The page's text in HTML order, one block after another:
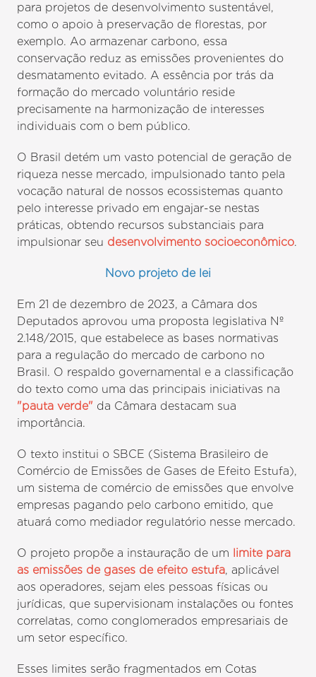
para projetos de desenvolvimento sustentável,
como o apoio à preservação de florestas, por
exemplo. Ao armazenar carbono, essa
conservação reduz as emissões provenientes do
desmatamento evitado. A essência por trás da
formação do mercado voluntário reside
precisamente na harmonização de interesses
individuais com o bem público.
O Brasil detém um vasto potencial de geração de
riqueza nesse mercado, impulsionado tanto pela
vocação natural de nossos ecossistemas quanto
pelo interesse privado em engajar-se nestas
práticas, obtendo recursos substanciais para
impulsionar seu desenvolvimento socioeconômico.
Novo projeto de lei
Em 21 de dezembro de 2023, a Câmara dos
Deputados aprovou uma proposta legislativa Nº
2.148/2015, que estabelece as bases normativas
para a regulação do mercado de carbono no
Brasil. O respaldo governamental e a classificação
do texto como uma das principais iniciativas na
"pauta verde" da Câmara destacam sua
importância.
O texto institui o SBCE (Sistema Brasileiro de
Comércio de Emissões de Gases de Efeito Estufa),
um sistema de comércio de emissões que envolve
empresas pagando pelo carbono emitido, que
atuará como mediador regulatório nesse mercado.
O projeto propõe a instauração de um limite para
as emissões de gases de efeito estufa, aplicável
aos operadores, sejam eles pessoas físicas ou
jurídicas, que supervisionam instalações ou fontes
correlatas, como conglomerados empresariais de
um setor específico.
Esses limites serão fragmentados em Cotas